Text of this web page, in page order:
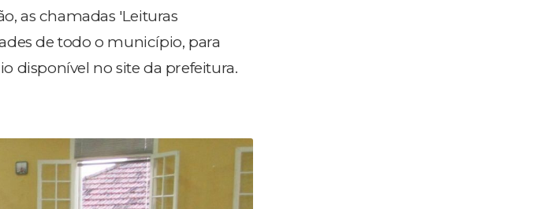
as chamadas 'Leituras
de todo o município, para
disponível no site da prefeitura.